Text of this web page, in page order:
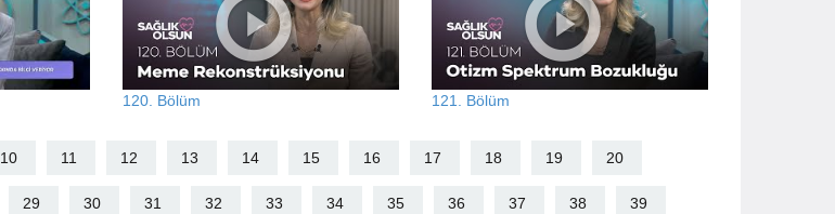
120. Bölüm 121. Bölüm
10 11 12 13 14 15 16 17 18 19 20
29 30 31 32 33 34 35 36 37 38 39